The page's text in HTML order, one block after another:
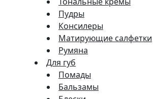
Пудры
Консилеры
Матирующие салфетки
Румяна
Для губ
Помады
Бальзамы